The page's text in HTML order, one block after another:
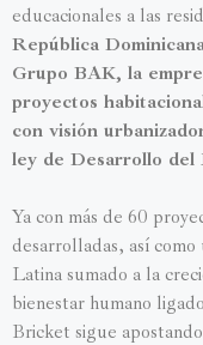
educacionales a las
República
Grupo BAK, la
proyectos
con visión
ley de Desarrollo del
Ya con más de 60
desarrolladas, así
Latina sumado a la
bienestar humano
Bricket sigue